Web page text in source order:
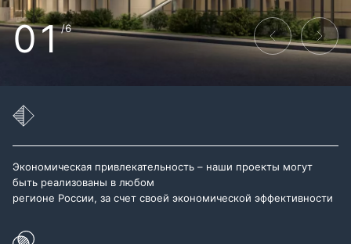
01/6
Экономическая привлекательность – наши проекты могут
быть реализованы в любом
регионе России, за счет своей экономической эффективности